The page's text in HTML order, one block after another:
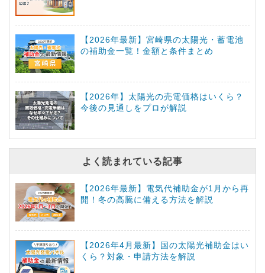
【2026年最新】宮崎県の太陽光・蓄電池
の補助金一覧！金額と条件まとめ
【2026年】太陽光の売電価格はいくら？
今後の見通しをプロが解説
よく読まれている記事
【2026年最新】電気代補助金が1月から再
開！冬の高騰に備える方法を解説
【2026年4月最新】国の太陽光補助金はい
くら？対象・申請方法を解説